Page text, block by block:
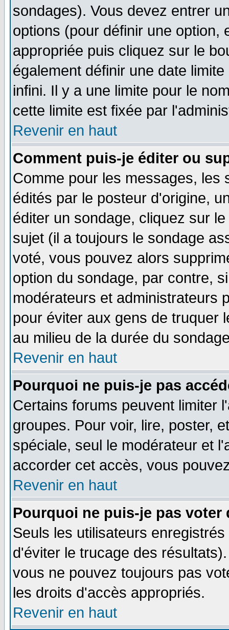
sondages). Vous devez entrer
options (pour définir une option,
appropriée puis cliquez sur le
également définir une date
infini. Il y a une limite pour le
cette limite est fixée par
Revenir en haut
Comment puis-je éditer ou
Comme pour les messages, les
édités par le posteur d'origine,
éditer un sondage, cliquez sur
sujet (il a toujours le sondage
voté, vous pouvez alors
option du sondage, par contre,
modérateurs et administrateurs
pour éviter aux gens de truquer
au milieu de la durée du
Revenir en haut
Pourquoi ne puis-je pas
Certains forums peuvent limiter
groupes. Pour voir, lire, poster,
spéciale, seul le modérateur et
accorder cet accès, vous
Revenir en haut
Pourquoi ne puis-je pas voter
Seuls les utilisateurs
d'éviter le trucage des
vous ne pouvez toujours pas
les droits d'accès appropriés.
Revenir en haut